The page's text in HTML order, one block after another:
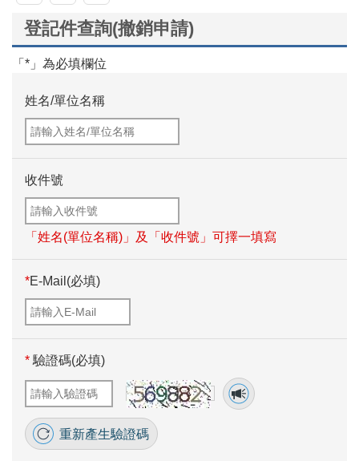
登記件查詢(撤銷申請)
「*」為必填欄位
姓名/單位名稱
收件號
「姓名(單位名稱)」及「收件號」可擇一填寫
*E-Mail(必填)
*驗證碼(必填)
重新產生驗證碼